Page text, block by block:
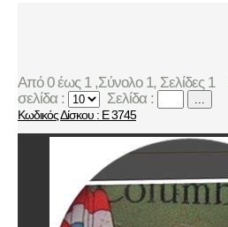
Από 0 έως 1 ,Σύνολο 1, Σελίδες 1
σελίδα :
Σελίδα : ...
Κωδικός Δίσκου : E 3745